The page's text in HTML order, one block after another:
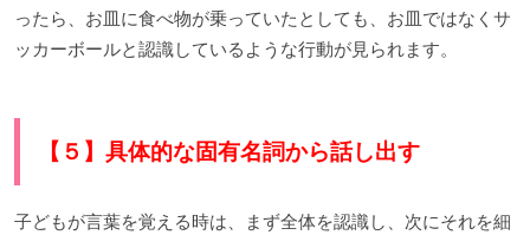
ったら、お皿に食べ物が乗っていたとしても、お皿ではなくサ
ッカーボールと認識しているような行動が見られます。
【５】具体的な固有名詞から話し出す
子どもが言葉を覚える時は、まず全体を認識し、次にそれを細